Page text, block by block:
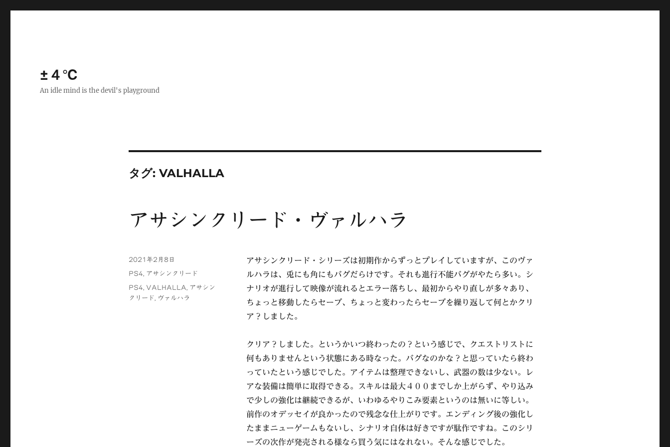
±４℃
An idle mind is the devil's playground
タグ: VALHALLA
アサシンクリード・ヴァルハラ
アサシンクリード・シリーズは初期作からずっとプレイしていますが、このヴァ
ルハラは、兎にも角にもバグだらけです。それも進行不能バグがやたら多い。シ
ナリオが進行して映像が流れるとエラー落ちし、最初からやり直しが多々あり、
ちょっと移動したらセーブ、ちょっと変わったらセーブを繰り返して何とかクリ
ア？しました。
クリア？しました。というかいつ終わったの？という感じで、クエストリストに
何もありませんという状態にある時なった。バグなのかな？と思っていたら終わ
っていたという感じでした。アイテムは整理できないし、武器の数は少ない。レ
アな装備は簡単に取得できる。スキルは最大４００までしか上がらず、やり込み
で少しの強化は継続できるが、いわゆるやりこみ要素というのは無いに等しい。
前作のオデッセイが良かったので残念な仕上がりです。エンディング後の強化し
たままニューゲームもないし、シナリオ自体は好きですが駄作ですね。このシリ
ーズの次作が発売される様なら買う気にはなれない。そんな感じでした。
投
稿
2021年2月8日
カ
テ
PS4, アサシンクリード
タ
グ
PS4, VALHALLA, アサシン
クリード, ヴァルハラ